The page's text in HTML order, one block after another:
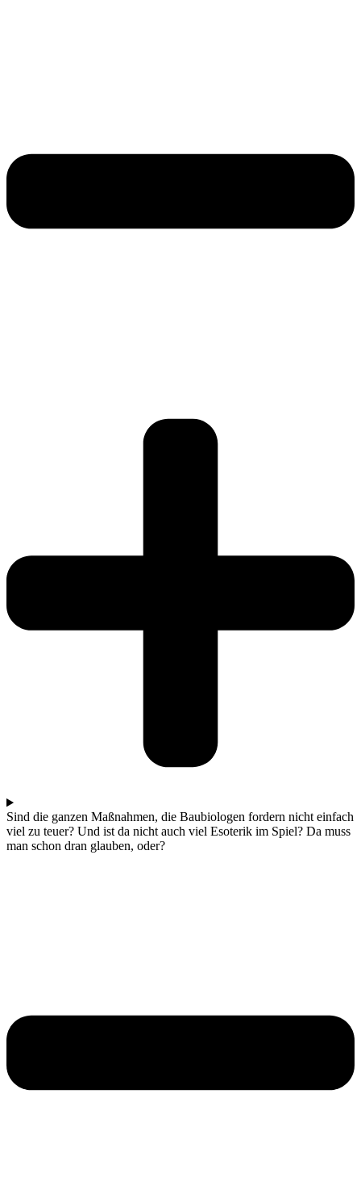
Sind die ganzen Maßnahmen, die Baubiologen fordern nicht einfach
viel zu teuer? Und ist da nicht auch viel Esoterik im Spiel? Da muss
man schon dran glauben, oder?